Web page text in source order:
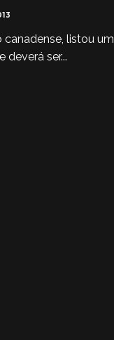
canadense, listou um
deverá ser...